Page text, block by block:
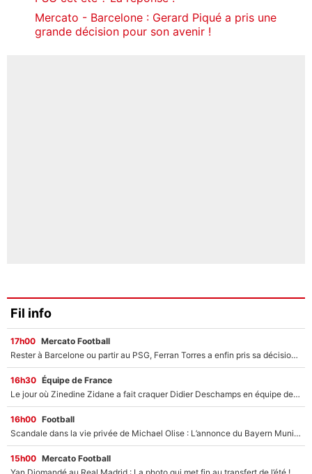
Mercato - Barcelone : Gerard Piqué a pris une
grande décision pour son avenir !
Fil info
17h00 Mercato Football
Rester à Barcelone ou partir au PSG, Ferran Torres a enfin pris sa décision : La course contre la montre est lancée !
16h30 Équipe de France
Le jour où Zinedine Zidane a fait craquer Didier Deschamps en équipe de France : «Je m’en suis voulu», l’ancien sélectionneur a regretté son geste !
16h00 Football
Scandale dans la vie privée de Michael Olise : L’annonce du Bayern Munich sur son enfant caché
15h00 Mercato Football